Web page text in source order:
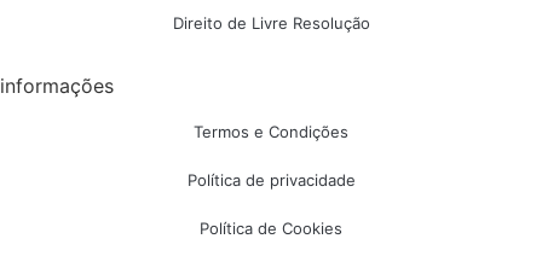
Direito de Livre Resolução
informações
Termos e Condições
Política de privacidade
Política de Cookies